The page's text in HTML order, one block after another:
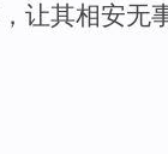
， 让其相安无